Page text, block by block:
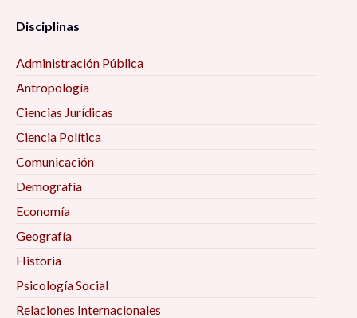
Disciplinas
Administración Pública
Antropología
Ciencias Jurídicas
Ciencia Política
Comunicación
Demografía
Economía
Geografía
Historia
Psicología Social
Relaciones Internacionales